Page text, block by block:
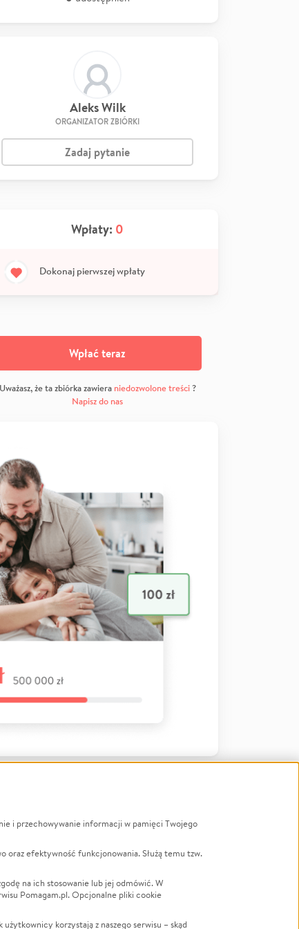
Aleks Wilk
ORGANIZATOR ZBIÓRKI
Zadaj pytanie
Wpłaty: 0
Dokonaj pierwszej wpłaty
Wpłać teraz
Uważasz, że ta zbiórka zawiera niedozwolone treści?
Napisz do nas
LGBTQ+
Powódź
Wichura
i przechowywanie informacji w pamięci Twojego
oraz efektywność funkcjonowania. Służą temu tzw.
na ich stosowanie lub jej odmówić. W
Pomagam.pl. Opcjonalne pliki cookie
korzystają z naszego serwisu – skąd